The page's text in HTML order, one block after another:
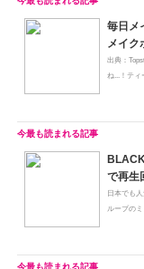
毎日メ
メイク
出典：
ね...！ティ
で再生
日本でも
ループの